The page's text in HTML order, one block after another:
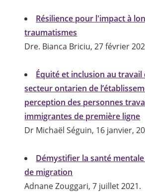
Résilience pour l'impact à
traumatismes
Dre. Bianca Briciu, 27 février
Équité et inclusion au travail
secteur ontarien de
perception des personnes
immigrantes de première ligne
Dr Michaël Séguin, 16 janvier,
Démystifier la santé
de migration
Adnane Zouggari, 7 juillet 2021.